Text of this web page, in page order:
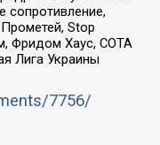
сопротивление,
Stop
Фридом Хаус, СОТА
Лига Украины
7756/